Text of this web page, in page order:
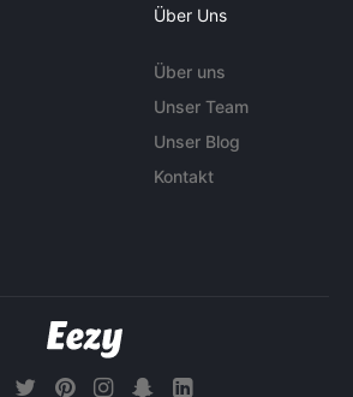
Über Uns
Über uns
Unser Team
Unser Blog
Kontakt